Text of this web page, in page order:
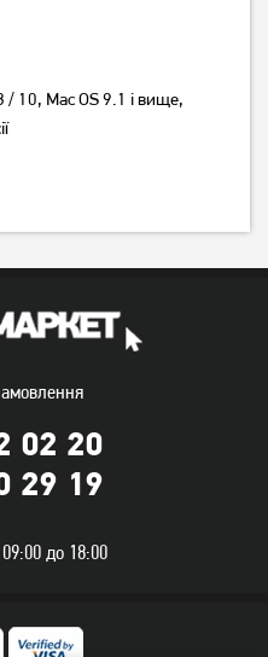
USB-хаб Gembird 4 Port
вимикачами (UHB-
379грн
10, Mac OS 9.1 і вище,
02 20
29 19
до 18:00